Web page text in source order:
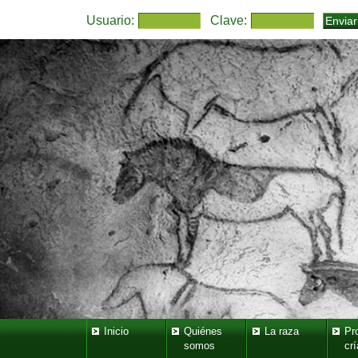
Usuario: Clave:
Inicio
Quiénes
somos
La raza